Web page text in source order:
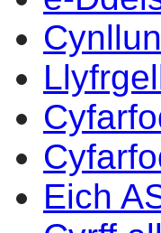
Eich